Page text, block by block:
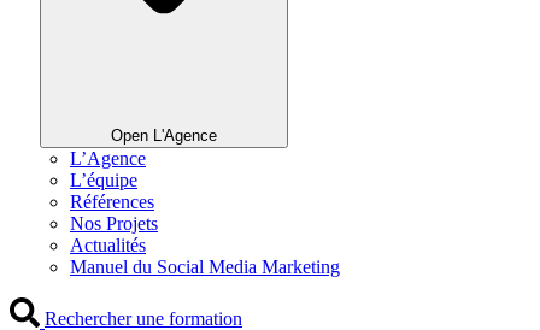
Open L'Agence
L’Agence
L’équipe
Références
Nos Projets
Actualités
Manuel du Social Media Marketing
Rechercher une formation